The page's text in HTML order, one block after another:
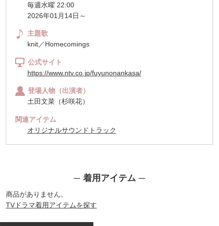
毎週水曜 22:00
2026年01月14日～
主題歌
knit／Homecomings
公式サイト
https://www.ntv.co.jp/fuyunonankasa/
登場人物（出演者）
土田文菜（杉咲花）
関連アイテム
オリジナルサウンドトラック
着用アイテム
商品がありません。
TVドラマ着用アイテムを探す